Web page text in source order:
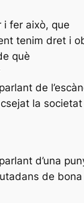
i fer això, que
tenim dret i
què
de
la
d’una
de bona